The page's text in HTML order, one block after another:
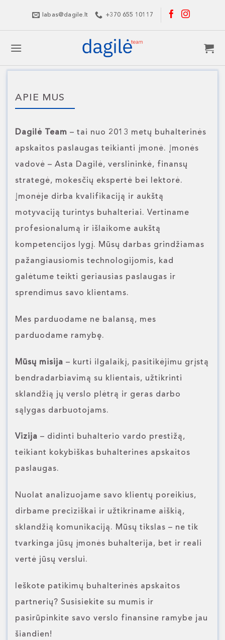
content
labas@dagile.lt +370 655 10117
APIE MUS
Dagilė Team – tai nuo 2013 metų buhalterinės
apskaitos paslaugas teikianti įmonė. Įmonės
vadovė – Asta Dagilė, verslininkė, finansų
strategė, mokesčių ekspertė bei lektorė.
Įmonėje dirba kvalifikaciją ir aukštą
motyvaciją turintys buhalteriai. Vertiname
profesionalumą ir išlaikome aukštą
kompetencijos lygį. Mūsų darbas grindžiamas
pažangiausiomis technologijomis, kad
galėtume teikti geriausias paslaugas ir
sprendimus savo klientams.
Mes parduodame ne balansą, mes
parduodame ramybę.
Mūsų misija – kurti ilgalaikį, pasitikėjimu grįstą
bendradarbiavimą su klientais, užtikrinti
sklandžią jų verslo plėtrą ir geras darbo
sąlygas darbuotojams.
Vizija – didinti buhalterio vardo prestižą,
teikiant kokybiškas buhalterines apskaitos
paslaugas.
Nuolat analizuojame savo klientų poreikius,
dirbame preciziškai ir užtikriname aiškią,
sklandžią komunikaciją. Mūsų tikslas – ne tik
tvarkinga jūsų įmonės buhalterija, bet ir reali
vertė jūsų verslui.
Ieškote patikimų buhalterinės apskaitos
partnerių? Susisiekite su mumis ir
pasirūpinkite savo verslo finansine ramybe jau
šiandien!